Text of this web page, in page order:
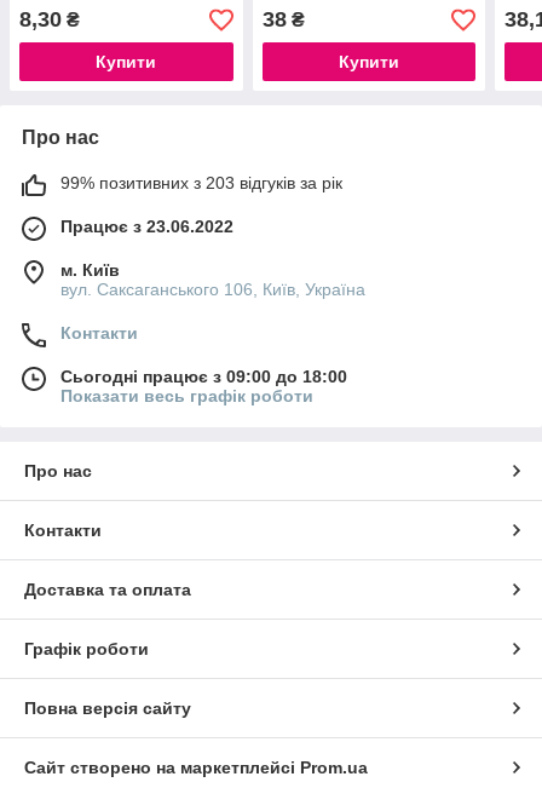
8,30 ₴
Купити
38₴
Купити
Про нас
99% позитивних з 203 відгуків за рік
Працює з 23.06.2022
м. Київ
вул. Саксаганського 106, Київ, Україна
Контакти
Сьогодні працює з 09:00 до 18:00
Показати весь графік роботи
Про нас
Контакти
Доставка та оплата
Графік роботи
Повна версія сайту
Сайт створено на маркетплейсі Prom.ua